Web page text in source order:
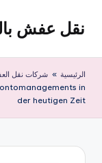
التجاوز
المحتوى
نقل عفش
عفش
وتخزين
ريال
الرئيسية » شركات نقل
in
der heutigen Zeit